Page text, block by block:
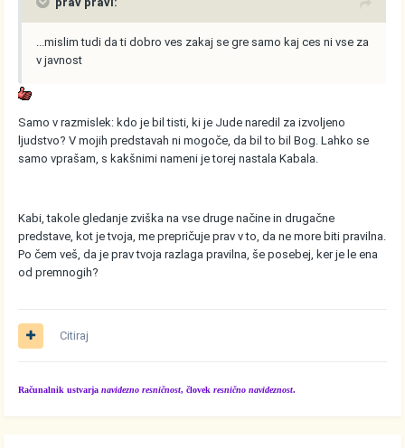
...mislim tudi da ti dobro ves zakaj se gre samo kaj ces ni vse za
v javnost
Samo v razmislek: kdo je bil tisti, ki je Jude naredil za izvoljeno
ljudstvo? V mojih predstavah ni mogoče, da bil to bil Bog. Lahko se
samo vprašam, s kakšnimi nameni je torej nastala Kabala.
Kabi, takole gledanje zviška na vse druge načine in drugačne
predstave, kot je tvoja, me prepričuje prav v to, da ne more biti pravilna.
Po čem veš, da je prav tvoja razlaga pravilna, še posebej, ker je le ena
od premnogih?
Citiraj
Računalnik ustvarjanavidezno resničnost, človekresnično navideznost.